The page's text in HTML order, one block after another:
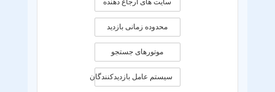
سایت های ارجاع دهنده
محدوده زمانی بازديد
موتورهای جستجو
سیستم عامل بازدیدکنندگان